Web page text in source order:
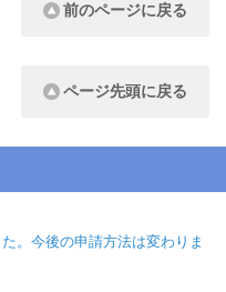
前のページに戻る
ページ先頭に戻る
。今後の申請方法は変わりま